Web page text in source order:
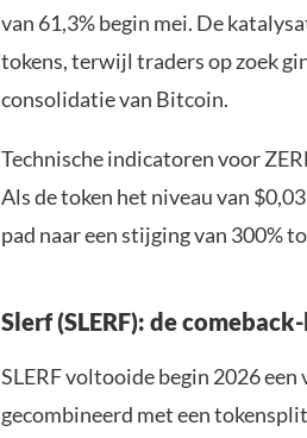
van 61,3% begin mei. De
tokens, terwijl traders op zoek
consolidatie van Bitcoin.
Technische indicatoren voor
Als de token het niveau van
pad naar een stijging van 300%
Slerf (SLERF): de
SLERF voltooide begin 2026
gecombineerd met een